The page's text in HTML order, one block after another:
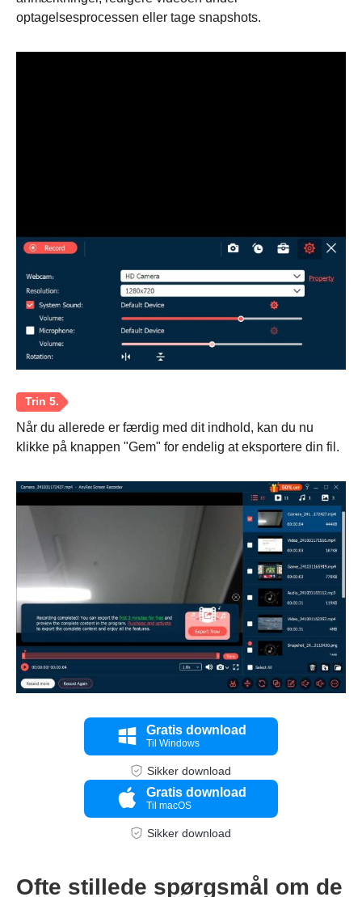
Trin 1.
optagelsesprocessen eller tage snapshots.
Når du allerede er færdig med dit indhold, kan du nu
klikke på knappen "Gem" for endelig at eksportere din fil.
Gratis download
Til Windows
Sikker download
Gratis download
Til macOS
Sikker download
Ofte stillede spørgsmål om de